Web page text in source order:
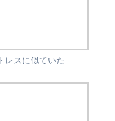
レスに似ていた